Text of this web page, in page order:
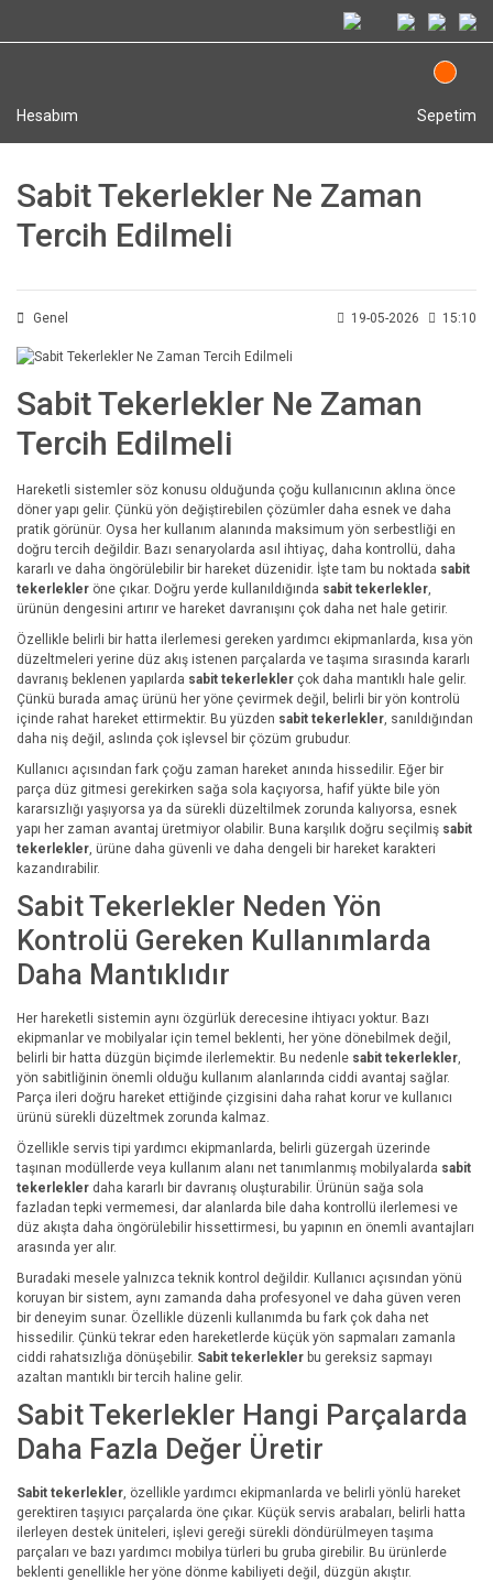
Hesabım Sepetim
Sabit Tekerlekler Ne Zaman
Tercih Edilmeli
Genel 19-05-2026 15:10
Sabit Tekerlekler Ne Zaman
Tercih Edilmeli
Hareketli sistemler söz konusu olduğunda çoğu kullanıcının aklına önce
döner yapı gelir. Çünkü yön değiştirebilen çözümler daha esnek ve daha
pratik görünür. Oysa her kullanım alanında maksimum yön serbestliği en
doğru tercih değildir. Bazı senaryolarda asıl ihtiyaç, daha kontrollü, daha
kararlı ve daha öngörülebilir bir hareket düzenidir. İşte tam bu noktada sabit
tekerlekler öne çıkar. Doğru yerde kullanıldığında sabit tekerlekler,
ürünün dengesini artırır ve hareket davranışını çok daha net hale getirir.
Özellikle belirli bir hatta ilerlemesi gereken yardımcı ekipmanlarda, kısa yön
düzeltmeleri yerine düz akış istenen parçalarda ve taşıma sırasında kararlı
davranış beklenen yapılarda sabit tekerlekler çok daha mantıklı hale gelir.
Çünkü burada amaç ürünü her yöne çevirmek değil, belirli bir yön kontrolü
içinde rahat hareket ettirmektir. Bu yüzden sabit tekerlekler, sanıldığından
daha niş değil, aslında çok işlevsel bir çözüm grubudur.
Kullanıcı açısından fark çoğu zaman hareket anında hissedilir. Eğer bir
parça düz gitmesi gerekirken sağa sola kaçıyorsa, hafif yükte bile yön
kararsızlığı yaşıyorsa ya da sürekli düzeltilmek zorunda kalıyorsa, esnek
yapı her zaman avantaj üretmiyor olabilir. Buna karşılık doğru seçilmiş sabit
tekerlekler, ürüne daha güvenli ve daha dengeli bir hareket karakteri
kazandırabilir.
Sabit Tekerlekler Neden Yön
Kontrolü Gereken Kullanımlarda
Daha Mantıklıdır
Her hareketli sistemin aynı özgürlük derecesine ihtiyacı yoktur. Bazı
ekipmanlar ve mobilyalar için temel beklenti, her yöne dönebilmek değil,
belirli bir hatta düzgün biçimde ilerlemektir. Bu nedenle sabit tekerlekler,
yön sabitliğinin önemli olduğu kullanım alanlarında ciddi avantaj sağlar.
Parça ileri doğru hareket ettiğinde çizgisini daha rahat korur ve kullanıcı
ürünü sürekli düzeltmek zorunda kalmaz.
Özellikle servis tipi yardımcı ekipmanlarda, belirli güzergah üzerinde
taşınan modüllerde veya kullanım alanı net tanımlanmış mobilyalarda sabit
tekerlekler daha kararlı bir davranış oluşturabilir. Ürünün sağa sola
fazladan tepki vermemesi, dar alanlarda bile daha kontrollü ilerlemesi ve
düz akışta daha öngörülebilir hissettirmesi, bu yapının en önemli avantajları
arasında yer alır.
Buradaki mesele yalnızca teknik kontrol değildir. Kullanıcı açısından yönü
koruyan bir sistem, aynı zamanda daha profesyonel ve daha güven veren
bir deneyim sunar. Özellikle düzenli kullanımda bu fark çok daha net
hissedilir. Çünkü tekrar eden hareketlerde küçük yön sapmaları zamanla
ciddi rahatsızlığa dönüşebilir. Sabit tekerlekler bu gereksiz sapmayı
azaltan mantıklı bir tercih haline gelir.
Sabit Tekerlekler Hangi Parçalarda
Daha Fazla Değer Üretir
Sabit tekerlekler, özellikle yardımcı ekipmanlarda ve belirli yönlü hareket
gerektiren taşıyıcı parçalarda öne çıkar. Küçük servis arabaları, belirli hatta
ilerleyen destek üniteleri, işlevi gereği sürekli döndürülmeyen taşıma
parçaları ve bazı yardımcı mobilya türleri bu gruba girebilir. Bu ürünlerde
beklenti genellikle her yöne dönme kabiliyeti değil, düzgün akıştır.